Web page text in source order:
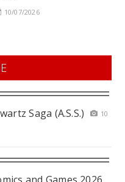
10/07/2026
Saga (A.S.S.)
10